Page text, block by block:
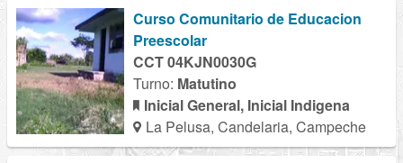
Curso Comunitario de Educacion
Preescolar
CCT 04KJN0030G
Turno: Matutino
Inicial General, Inicial Indigena
La Pelusa, Candelaria, Campeche